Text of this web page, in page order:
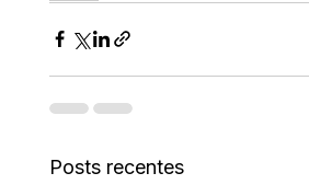
Posts recentes